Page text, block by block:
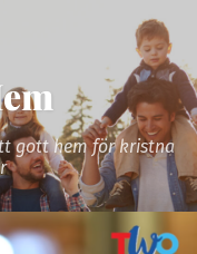
gott hem för kristna